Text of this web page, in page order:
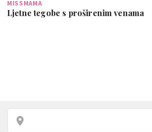
MISSMAMA
Ljetne tegobe s proširenim venama